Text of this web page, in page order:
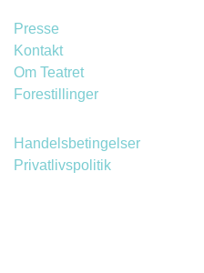
Presse
Kontakt
Om Teatret
Forestillinger
Handelsbetingelser
Privatlivspolitik